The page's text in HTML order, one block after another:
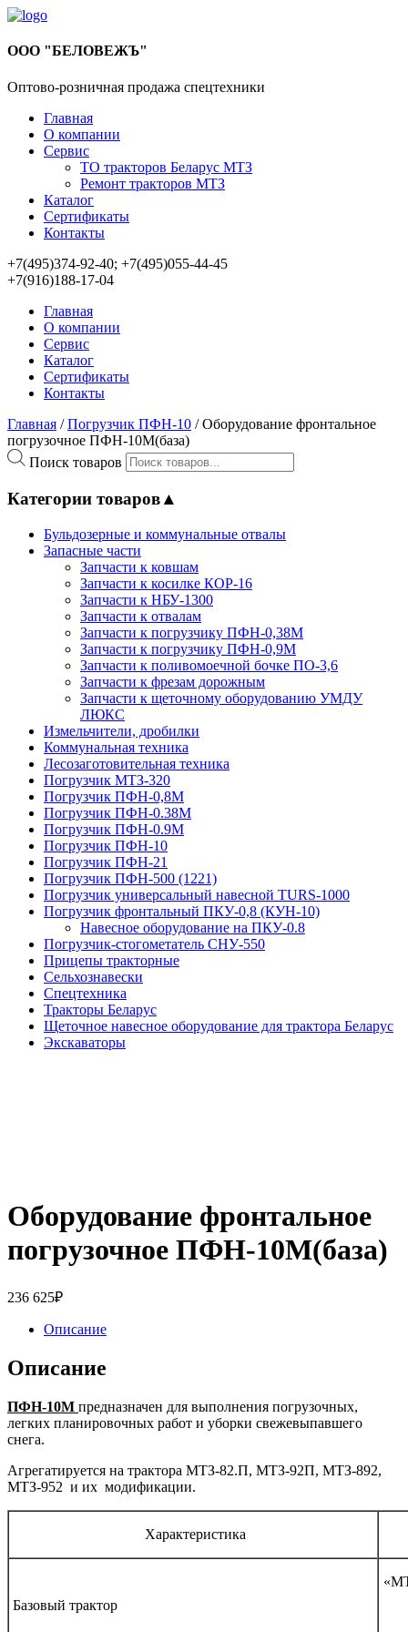
ООО "БЕЛОВЕЖЪ"
Оптово-розничная продажа спецтехники
Главная
О компании
Сервис
ТО тракторов Беларус МТЗ
Ремонт тракторов МТЗ
Каталог
Сертификаты
Контакты
+7(495)374-92-40; +7(495)055-44-45
+7(916)188-17-04
Главная
О компании
Сервис
Каталог
Сертификаты
Контакты
Главная /Погрузчик ПФН-10 / Оборудование фронтальное
погрузочное ПФН-10М(база)
Поиск товаров
Категории товаров▲
Бульдозерные и коммунальные отвалы
Запасные части
Запчасти к ковшам
Запчасти к косилке КОР-16
Запчасти к НБУ-1300
Запчасти к отвалам
Запчасти к погрузчику ПФН-0,38М
Запчасти к погрузчику ПФН-0,9М
Запчасти к поливомоечной бочке ПО-3,6
Запчасти к фрезам дорожным
Запчасти к щеточному оборудованию УМДУ
ЛЮКС
Измельчители, дробилки
Коммунальная техника
Лесозаготовительная техника
Погрузчик МТЗ-320
Погрузчик ПФН-0,8М
Погрузчик ПФН-0.38М
Погрузчик ПФН-0.9М
Погрузчик ПФН-10
Погрузчик ПФН-21
Погрузчик ПФН-500 (1221)
Погрузчик универсальный навесной TURS-1000
Погрузчик фронтальный ПКУ-0,8 (КУН-10)
На­вес­ное обо­рудо­вание на ПКУ-0.8
Погрузчик-стогометатель СНУ-550
Прицепы тракторные
Сельхознавески
Спецтехника
Тракторы Беларус
Щеточное навесное оборудование для трактора Беларус
Экскаваторы
Оборудование фронтальное
погрузочное ПФН-10М(база)
236 625₽
Описание
Описание
ПФН-10М предназначен для выполнения погрузочных,
легких планировочных работ и уборки свежевыпавшего
снега.
Агрегатируется на трактора МТЗ-82.П, МТЗ-92П, МТЗ-892,
МТЗ-952 и их модификации.
Характеристика
Базовый трактор